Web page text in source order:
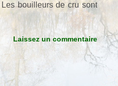
bouilleurs de cru sont
Laissez un commentaire